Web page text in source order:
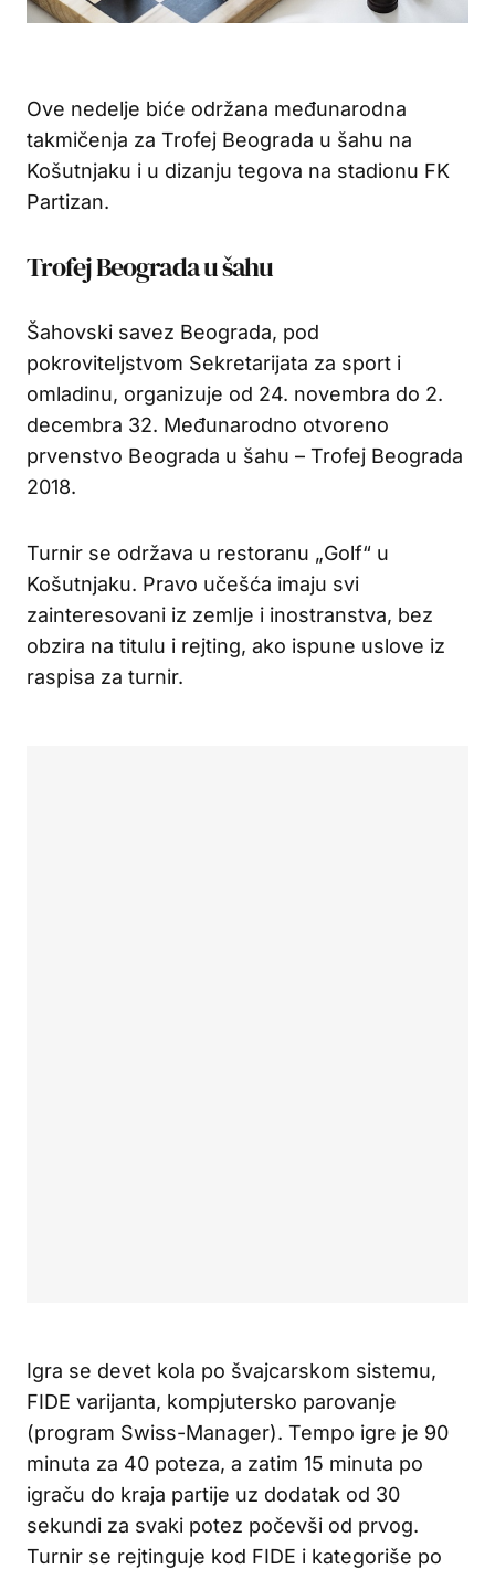
Ove nedelje biće održana međunarodna
takmičenja za Trofej Beograda u šahu na
Košutnjaku i u dizanju tegova na stadionu FK
Partizan.
Trofej Beograda u šahu
Šahovski savez Beograda, pod
pokroviteljstvom Sekretarijata za sport i
omladinu, organizuje od 24. novembra do 2.
decembra 32. Međunarodno otvoreno
prvenstvo Beograda u šahu – Trofej Beograda
2018.
Turnir se održava u restoranu „Golf“ u
Košutnjaku. Pravo učešća imaju svi
zainteresovani iz zemlje i inostranstva, bez
obzira na titulu i rejting, ako ispune uslove iz
raspisa za turnir.
Igra se devet kola po švajcarskom sistemu,
FIDE varijanta, kompjutersko parovanje
(program Swiss-Manager). Tempo igre je 90
minuta za 40 poteza, a zatim 15 minuta po
igraču do kraja partije uz dodatak od 30
sekundi za svaki potez počevši od prvog.
Turnir se rejtinguje kod FIDE i kategoriše po